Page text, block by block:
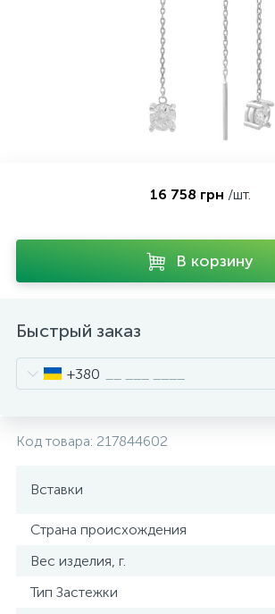
16 758 грн /шт.
В корзину
Быстрый заказ
+380
Код товара: 217844602
Вставки
Страна происхождения
Вес изделия, г.
Тип Застежки
Серебряные колье
Серебряные цепочки
Серебряные аксессуары
Серебряные сувениры